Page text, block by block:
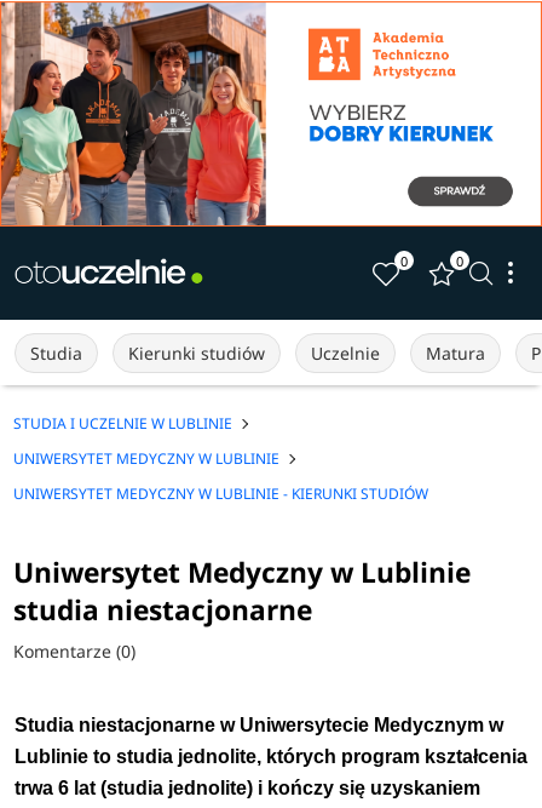
0 0
Studia Kierunki studiów Uczelnie Matura
STUDIA I UCZELNIE W LUBLINIE
UNIWERSYTET MEDYCZNY W LUBLINIE
UNIWERSYTET MEDYCZNY W LUBLINIE - KIERUNKI STUDIÓW
Uniwersytet Medyczny w Lublinie
studia niestacjonarne
Komentarze (0)
Studia niestacjonarne w Uniwersytecie Medycznym w
Lublinie to studia jednolite, których program kształcenia
trwa 6 lat (studia jednolite) i kończy się uzyskaniem